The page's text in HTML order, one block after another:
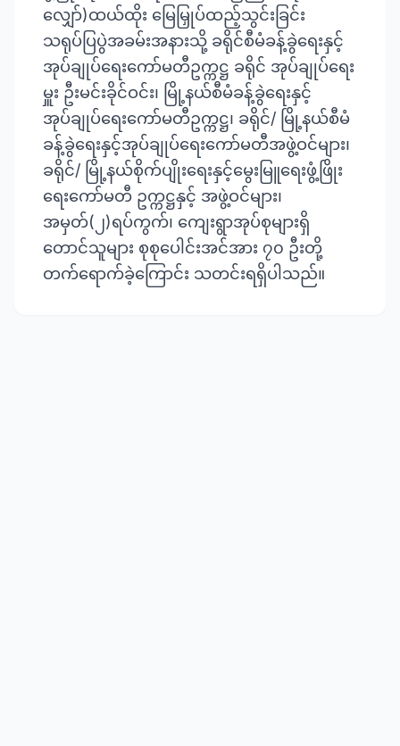
လျှော်)ထယ်ထိုး မြေမြှုပ်ထည့်သွင်းခြင်း
သရုပ်ပြပွဲအခမ်းအနားသို့ ခရိုင်စီမံခန့်ခွဲရေးနှင့်
အုပ်ချုပ်ရေးကော်မတီဥက္ကဋ္ဌ ခရိုင် အုပ်ချုပ်ရေး
မှူး ဦးမင်းခိုင်ဝင်း၊ မြို့နယ်စီမံခန့်ခွဲရေးနှင့်
အုပ်ချုပ်ရေးကော်မတီဥက္ကဋ္ဌ၊ ခရိုင်/ မြို့နယ်စီမံ
ခန့်ခွဲရေးနှင့်အုပ်ချုပ်ရေးကော်မတီအဖွဲ့ဝင်များ၊
ခရိုင်/ မြို့နယ်စိုက်ပျိုးရေးနှင့်မွေးမြူရေးဖွံ့ဖြိုး
ရေးကော်မတီ ဥက္ကဋ္ဌနှင့် အဖွဲ့ဝင်များ၊
အမှတ်(၂)ရပ်ကွက်၊ ကျေးရွာအုပ်စုများရှိ
တောင်သူများ စုစုပေါင်းအင်အား ၇၀ ဦးတို့